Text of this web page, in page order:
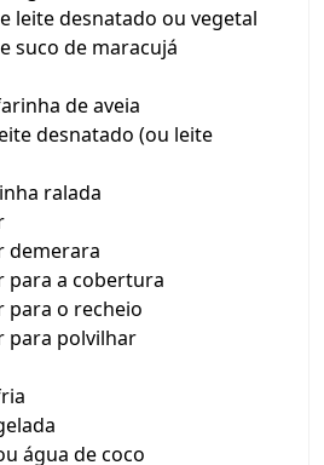
leite desnatado ou vegetal
suco de maracujá
de aveia
desnatado (ou leite
ralada
demerara
para a cobertura
para o recheio
para polvilhar
água de coco